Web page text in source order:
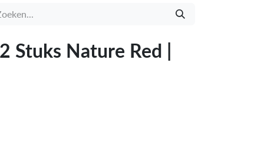
Stuks Nature Red |